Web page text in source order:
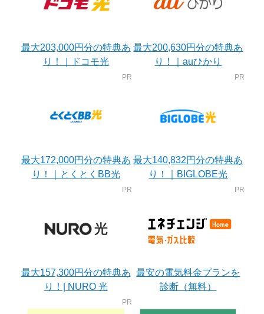
最大203,000円分の特典あ
り！｜ドコモ光
最大200,630円分の特典あ
り！｜auひかり
最大172,000円分の特典あ
り！｜とくとくBB光
最大140,832円分の特典あ
り！｜BIGLOBE光
最大157,300円分の特典あ
り！| NURO 光
最安の電気料金プランを
診断（無料）